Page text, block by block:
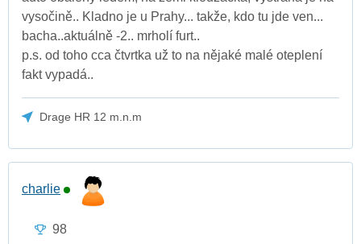
vysočině.. Kladno je u Prahy... takže, kdo tu jde ven...
bacha..aktuálně -2.. mrholí furt..
p.s. od toho cca čtvrtka už to na nějaké malé oteplení
fakt vypadá..
Drage HR 12 m.n.m
charlie
98